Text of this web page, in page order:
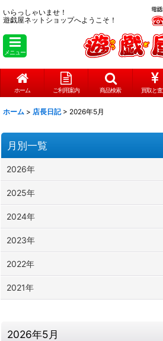
いらっしゃいませ！
遊戯屋ネットショップへようこそ！
メニュー
ホーム ご利用案内 商品検索 買取と
ホーム > 店長日記 > 2026年5月
2026年5月
月別一覧
2026年
2025年
2024年
2023年
2022年
2021年